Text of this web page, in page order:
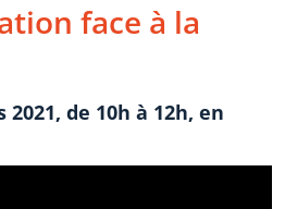
face à la
de 10h à 12h, en